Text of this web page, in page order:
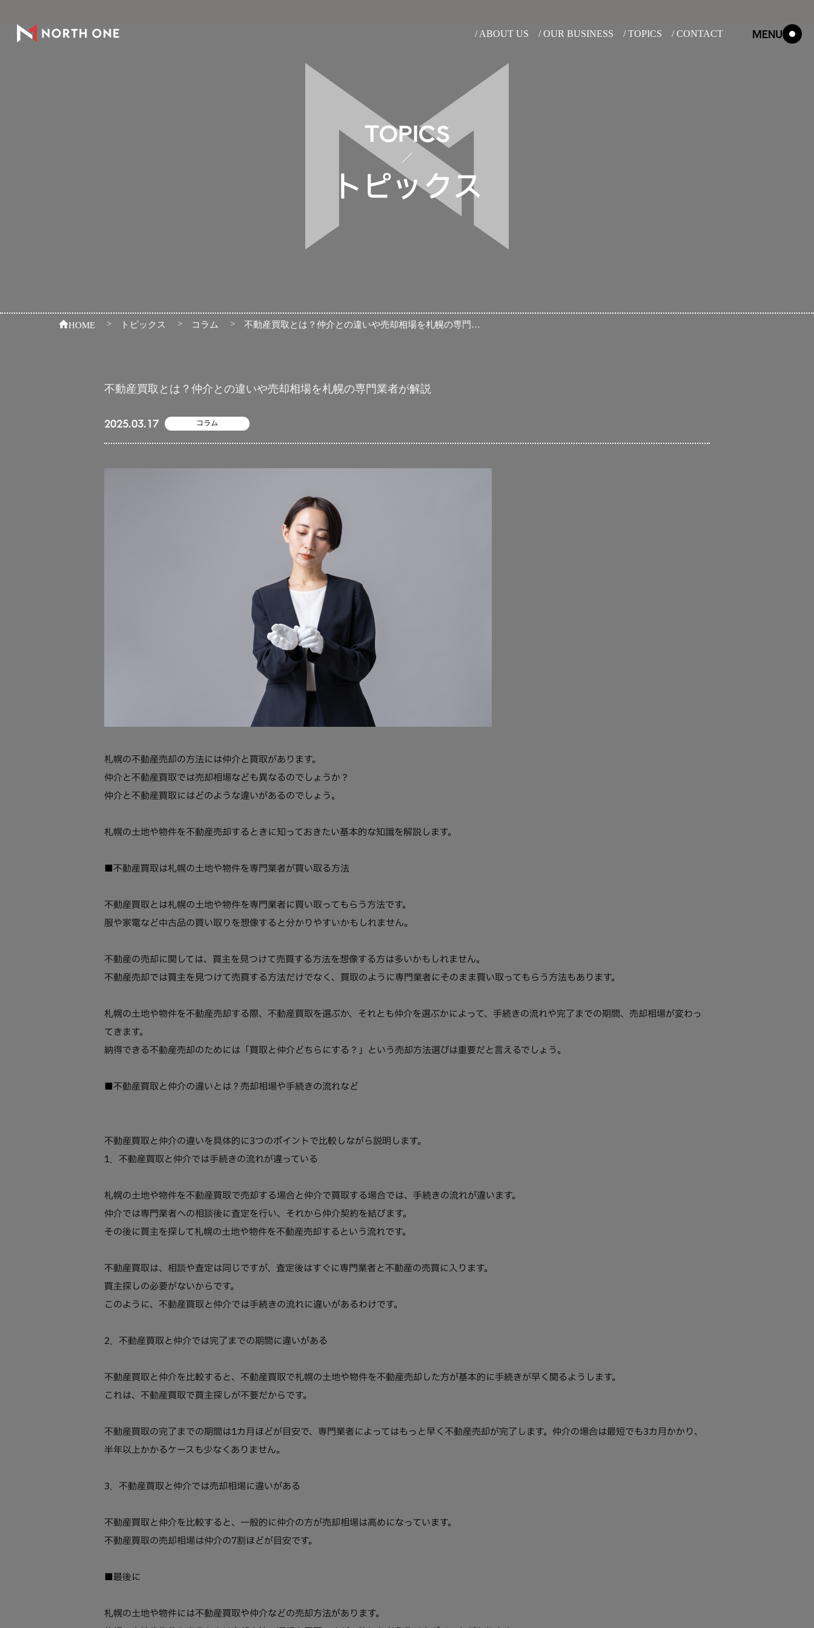
/ ABOUT US / OUR BUSINESS / TOPICS / CONTACT MENU
TOPICS
トピックス
HOME > トピックス > コラム > 不動産買取とは？仲介との違いや売却相場を札幌の専門業者が解説
不動産買取とは？仲介との違いや売却相場を札幌の専門業者が解説
2025.03.17 コラム
札幌の不動産売却の方法には仲介と買取があります。
仲介と不動産買取では売却相場なども異なるのでしょうか？
仲介と不動産買取にはどのような違いがあるのでしょう。
札幌の土地や物件を不動産売却するときに知っておきたい基本的な知識を解説します。
■不動産買取は札幌の土地や物件を専門業者が買い取る方法
不動産買取とは札幌の土地や物件を専門業者に買い取ってもらう方法です。
服や家電など中古品の買い取りを想像すると分かりやすいかもしれません。
不動産の売却に関しては、買主を見つけて売買する方法を想像する方は多いかもしれません。
不動産売却では買主を見つけて売買する方法だけでなく、買取のように専門業者にそのまま買い取ってもらう方法もあります。
札幌の土地や物件を不動産売却する際、不動産買取を選ぶか、それとも仲介を選ぶかによって、手続きの流れや完了までの期間、売却相場が変わっ
てきます。
納得できる不動産売却のためには「買取と仲介どちらにする？」という売却方法選びは重要だと言えるでしょう。
■不動産買取と仲介の違いとは？売却相場や手続きの流れなど
不動産買取と仲介の違いを具体的に3つのポイントで比較しながら説明します。
1．不動産買取と仲介では手続きの流れが違っている
札幌の土地や物件を不動産買取で売却する場合と仲介で買取する場合では、手続きの流れが違います。
仲介では専門業者への相談後に査定を行い、それから仲介契約を結びます。
その後に買主を探して札幌の土地や物件を不動産売却するという流れです。
不動産買取は、相談や査定は同じですが、査定後はすぐに専門業者と不動産の売買に入ります。
買主探しの必要がないからです。
このように、不動産買取と仲介では手続きの流れに違いがあるわけです。
2．不動産買取と仲介では完了までの期間に違いがある
不動産買取と仲介を比較すると、不動産買取で札幌の土地や物件を不動産売却した方が基本的に手続きが早く関るようします。
これは、不動産買取で買主探しが不要だからです。
不動産買取の完了までの期間は1カ月ほどが目安で、専門業者によってはもっと早く不動産売却が完了します。仲介の場合は最短でも3カ月かかり、
半年以上かかるケースも少なくありません。
3．不動産買取と仲介では売却相場に違いがある
不動産買取と仲介を比較すると、一般的に仲介の方が売却相場は高めになっています。
不動産買取の売却相場は仲介の7割ほどが目安です。
■最後に
札幌の土地や物件には不動産買取や仲介などの売却方法があります。